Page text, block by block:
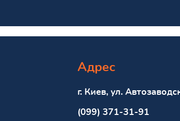
Адрес
г. Киев, ул.
(099) 371-31-91